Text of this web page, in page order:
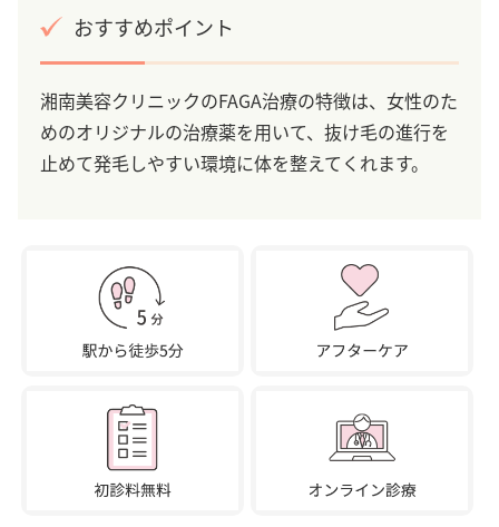
おすすめポイント
湘南美容クリニックのFAGA治療の特徴は、女性のた
めのオリジナルの治療薬を用いて、抜け毛の進行を
止めて発毛しやすい環境に体を整えてくれます。